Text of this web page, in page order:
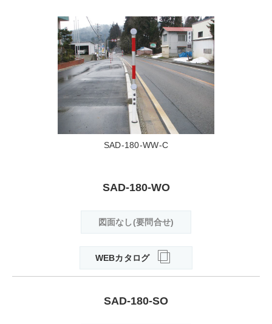
SAD-180-WW-C
SAD-180-WO
図面なし(要問合せ)
WEBカタログ
SAD-180-SO